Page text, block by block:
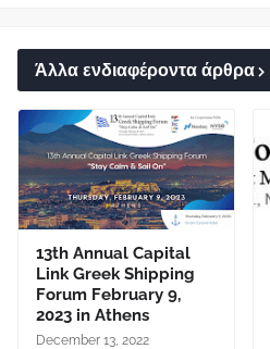
Άλλα ενδιαφέροντα άρθρα
13th Annual Capital
Link Greek Shipping
Forum February 9,
2023 in Athens
December 13, 2022